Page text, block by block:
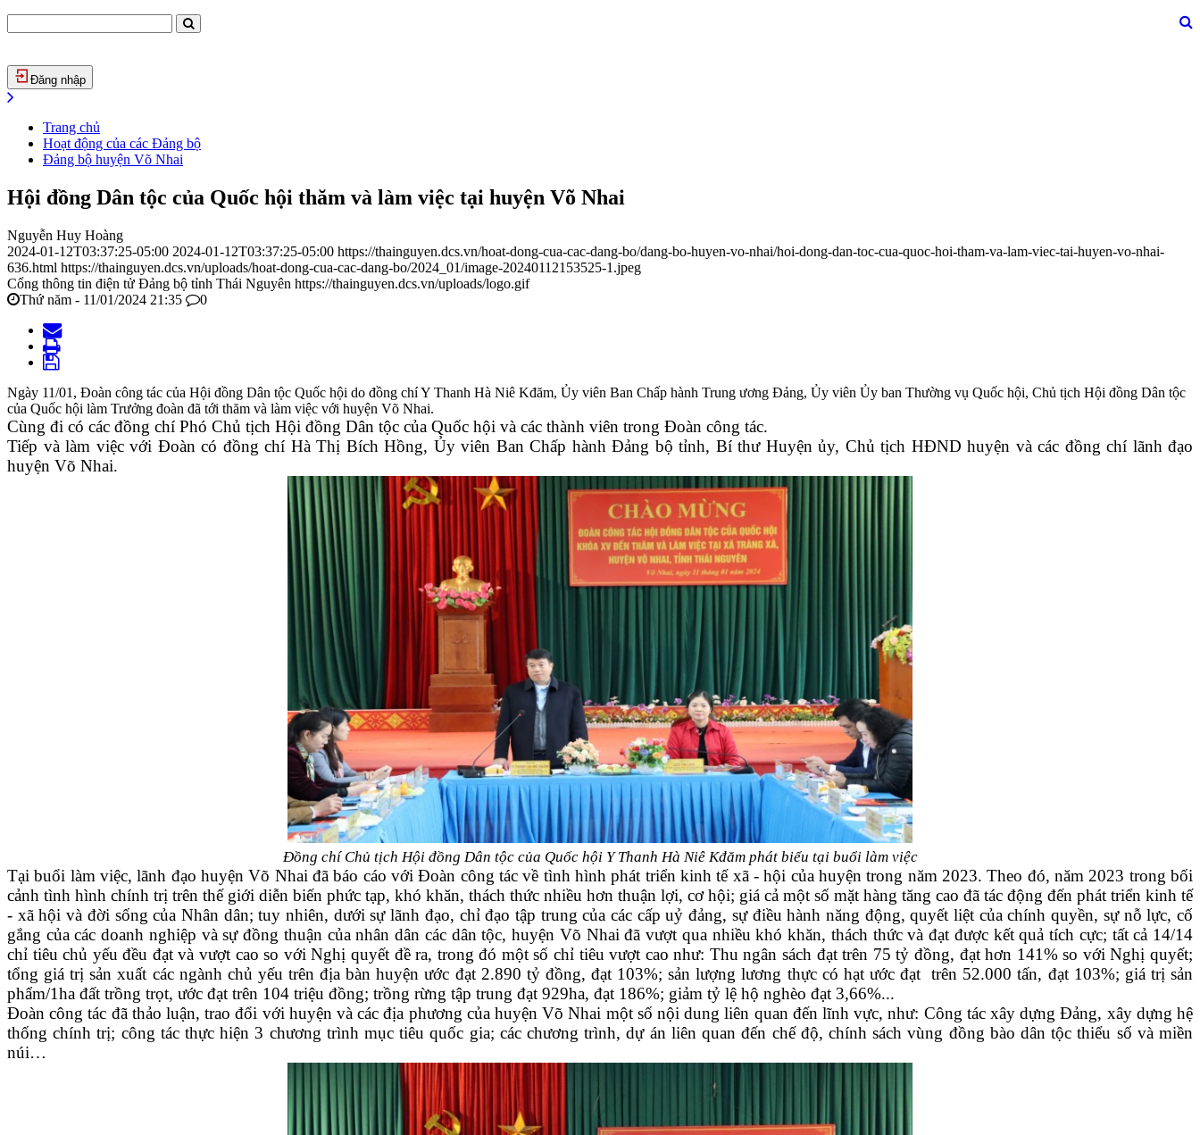
Đăng nhập
Trang chủ
Hoạt động của các Đảng bộ
Đảng bộ huyện Võ Nhai
Hội đồng Dân tộc của Quốc hội thăm và làm việc tại huyện Võ Nhai
Nguyễn Huy Hoàng
2024-01-12T03:37:25-05:00 2024-01-12T03:37:25-05:00 https://thainguyen.dcs.vn/hoat-dong-cua-cac-dang-bo/dang-bo-huyen-vo-nhai/hoi-dong-dan-toc-cua-quoc-hoi-tham-va-lam-viec-tai-huyen-vo-nhai-
636.html https://thainguyen.dcs.vn/uploads/hoat-dong-cua-cac-dang-bo/2024_01/image-20240112153525-1.jpeg
Cổng thông tin điện tử Đảng bộ tỉnh Thái Nguyên https://thainguyen.dcs.vn/uploads/logo.gif
Thứ năm - 11/01/2024 21:35
0
Ngày 11/01, Đoàn công tác của Hội đồng Dân tộc Quốc hội do đồng chí Y Thanh Hà Niê Kđăm, Ủy viên Ban Chấp hành Trung ương Đảng, Ủy viên Ủy ban Thường vụ Quốc hội, Chủ tịch Hội đồng Dân tộc
của Quốc hội làm Trưởng đoàn đã tới thăm và làm việc với huyện Võ Nhai.
Cùng đi có các đồng chí Phó Chủ tịch Hội đồng Dân tộc của Quốc hội và các thành viên trong Đoàn công tác.
Tiếp và làm việc với Đoàn có đồng chí Hà Thị Bích Hồng, Ủy viên Ban Chấp hành Đảng bộ tỉnh, Bí thư Huyện ủy, Chủ tịch HĐND huyện và các đồng chí lãnh đạo
huyện Võ Nhai.
Đồng chí Chủ tịch Hội đồng Dân tộc của Quốc hội Y Thanh Hà Niê Kđăm phát biểu tại buổi làm việc
Tại buổi làm việc, lãnh đạo huyện Võ Nhai đã báo cáo với Đoàn công tác về tình hình phát triển kinh tế xã - hội của huyện trong năm 2023. Theo đó, năm 2023 trong bối
cảnh tình hình chính trị trên thế giới diễn biến phức tạp, khó khăn, thách thức nhiều hơn thuận lợi, cơ hội; giá cả một số mặt hàng tăng cao đã tác động đến phát triển kinh tế
- xã hội và đời sống của Nhân dân; tuy nhiên, dưới sự lãnh đạo, chỉ đạo tập trung của các cấp uỷ đảng, sự điều hành năng động, quyết liệt của chính quyền, sự nỗ lực, cố
gắng của các doanh nghiệp và sự đồng thuận của nhân dân các dân tộc, huyện Võ Nhai đã vượt qua nhiều khó khăn, thách thức và đạt được kết quả tích cực; tất cả 14/14
chỉ tiêu chủ yếu đều đạt và vượt cao so với Nghị quyết đề ra, trong đó một số chỉ tiêu vượt cao như: Thu ngân sách đạt trên 75 tỷ đồng, đạt hơn 141% so với Nghị quyết;
tổng giá trị sản xuất các ngành chủ yếu trên địa bàn huyện ước đạt 2.890 tỷ đồng, đạt 103%; sản lượng lương thực có hạt ước đạt trên 52.000 tấn, đạt 103%; giá trị sản
phẩm/1ha đất trồng trọt, ước đạt trên 104 triệu đồng; trồng rừng tập trung đạt 929ha, đạt 186%; giảm tỷ lệ hộ nghèo đạt 3,66%...
Đoàn công tác đã thảo luận, trao đổi với huyện và các địa phương của huyện Võ Nhai một số nội dung liên quan đến lĩnh vực, như: Công tác xây dựng Đảng, xây dựng hệ
thống chính trị; công tác thực hiện 3 chương trình mục tiêu quốc gia; các chương trình, dự án liên quan đến chế độ, chính sách vùng đồng bào dân tộc thiểu số và miền
núi…